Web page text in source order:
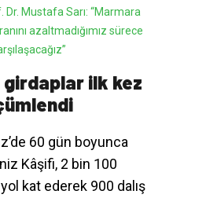
Mustafa Sarı: “Marmara
azaltmadığımız sürece
girdaplar ilk kez
60 gün boyunca
Kâşifi, 2 bin 100
kat ederek 900 dalış